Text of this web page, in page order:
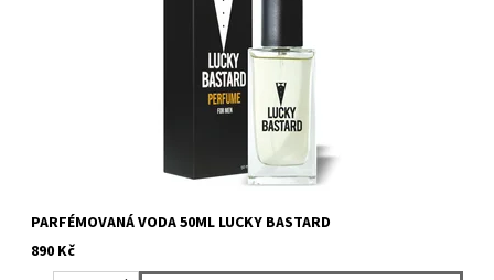
PARFÉMOVANÁ VODA 50ML LUCKY BASTARD
890 Kč